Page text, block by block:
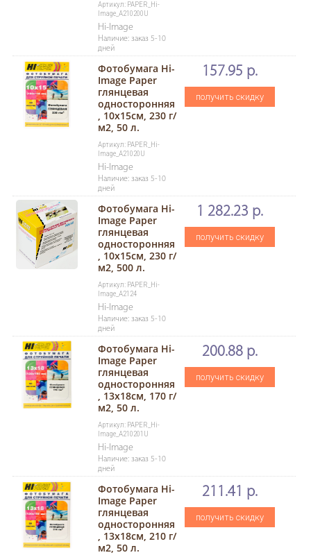
Артикул: PAPER_Hi-
Image_A210200U
Hi-Image
Наличие: заказ 5-10
дней
Фотобумага Hi-
Image Paper
глянцевая
односторонняя
, 10x15см, 230 г/
м2, 50 л.
Артикул: PAPER_Hi-
Image_A21020U
Hi-Image
Наличие: заказ 5-10
дней
157.95 р.
получить скидку
Фотобумага Hi-
Image Paper
глянцевая
односторонняя
, 10x15см, 230 г/
м2, 500 л.
Артикул: PAPER_Hi-
Image_A2124
Hi-Image
Наличие: заказ 5-10
дней
1 282.23 р.
получить скидку
Фотобумага Hi-
Image Paper
глянцевая
односторонняя
, 13x18см, 170 г/
м2, 50 л.
Артикул: PAPER_Hi-
Image_A210201U
Hi-Image
Наличие: заказ 5-10
дней
200.88 р.
получить скидку
Фотобумага Hi-
Image Paper
глянцевая
односторонняя
, 13x18см, 210 г/
м2, 50 л.
211.41 р.
получить скидку